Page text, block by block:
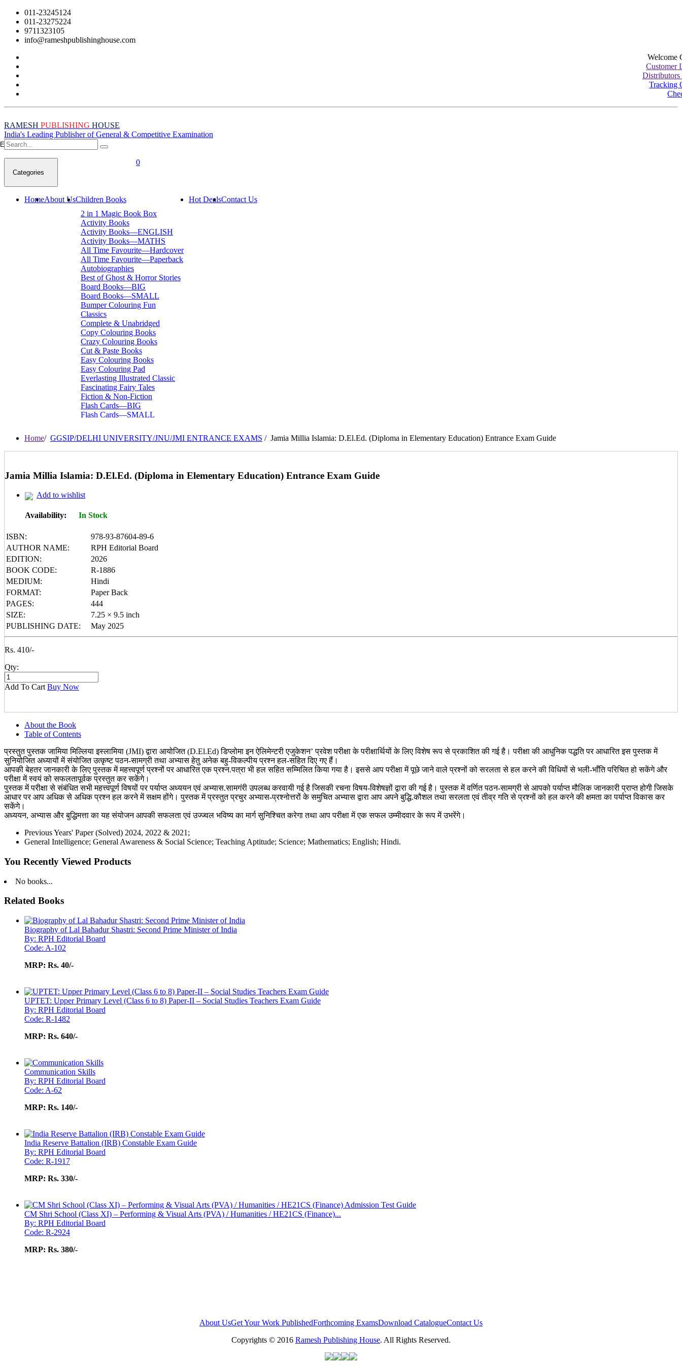
011-23245124
011-23275224
9711323105
info@rameshpublishinghouse.com
Welcome
Customer
Distributors
Tracking
RAMESH PUBLISHING HOUSE
India's Leading Publisher of General & Competitive Examination
Empty Cart
Categories
0
HomeAbout UsChildren Books
2 in 1 Magic Book Box
Activity Books
Activity Books—ENGLISH
Activity Books—MATHS
All Time Favourite—Hardcover
All Time Favourite—Paperback
Autobiographies
Best of Ghost & Horror Stories
Board Books—BIG
Board Books—SMALL
Bumper Colouring Fun
Classics
Complete & Unabridged
Copy Colouring Books
Crazy Colouring Books
Cut & Paste Books
Easy Colouring Books
Easy Colouring Pad
Everlasting Illustrated Classic
Fascinating Fairy Tales
Fiction & Non-Fiction
Flash Cards—BIG
Flash Cards—SMALL
International Bestsellers
Kitty Series
Nursery Books
Primary Books
Sherlock Holmes
Tales from GRAND PA/MA
World Famous Short Stories
Writing Books
Yipiii Crayon Colouring
Hot DealsContact Us
Home/ GGSIP/DELHI UNIVERSITY/JNU/JMI ENTRANCE EXAMS / Jamia Millia Islamia: D.El.Ed. (Diploma in Elementary Education) Entrance Exam Guide
Jamia Millia Islamia: D.El.Ed. (Diploma in Elementary Education) Entrance Exam Guide
Add to wishlist
Availability: In Stock
ISBN:
978-93-87604-89-6
AUTHOR NAME:
RPH Editorial Board
EDITION:
2026
BOOK CODE:
R-1886
MEDIUM:
Hindi
FORMAT:
Paper Back
PAGES:
444
SIZE:
7.25 × 9.5 inch
PUBLISHING DATE:
May 2025
Rs. 410/-
Qty:
Add To Cart Buy Now
About the Book
Table of Contents
प्रस्तुत पुस्तक जामिया मिल्लिया इस्लामिया (JMI) द्वारा आयोजित (D.El.Ed) डिप्लोमा इन ऐलिमेन्टरी एजुकेशन’ प्रवेश परीक्षा के परीक्षार्थियों के लिए विशेष रूप से प्रकाशित की गई है। परीक्षा की आधुनिक पद्धति पर आधारित इस पुस्तक में
सुनियोजित अध्यायों में संयोजित उत्कृष्ट पठन-सामग्री तथा अभ्यास हेतु अनेक बहु-विकल्पीय प्रश्न हल-सहित दिए गए हैं।
आपकी बेहतर जानकारी के लिए पुस्तक में महत्त्वपूर्ण प्रश्नों पर आधारित एक प्रश्न.पत्रा भी हल सहित सम्मिलित किया गया है। इससे आप परीक्षा में पूछे जाने वाले प्रश्नों को सरलता से हल करने की विधियों से भली-भाँति परिचित हो सकेंगे और
परीक्षा में स्वयं को सफलतापूर्वक प्रस्तुत कर सकेंगे।
पुस्तक में परीक्षा से संबंधित सभी महत्त्वपूर्ण विषयों पर पर्याप्त अध्ययन एवं अभ्यास.सामगंरी उपलब्ध करवायी गई है जिसकी रचना विषय-विशेषज्ञों द्वारा की गई है। पुस्तक में वर्णित पठन-सामग्री से आपको पर्याप्त मौलिक जानकारी प्राप्त होगी जिसके
आधार पर आप अधिक से अधिक प्रश्न हल करने में सक्षम होंगे। पुस्तक में प्रस्तुत प्रचुर अभ्यास-प्रश्नोत्तरों के समुचित अभ्यास द्वारा आप अपने बुद्धि.कौशल तथा सरलता एवं तीव्र गति से प्रश्नों को हल करने की क्षमता का पर्याप्त विकास कर
सकेंगे।
अध्ययन, अभ्यास और बुद्धिमत्ता का यह संयोजन आपकी सफलता एवं उज्ज्वल भविष्य का मार्ग सुनिश्चित करेगा तथा आप परीक्षा में एक सफल उम्मीदवार के रूप में उभरेंगे।
Previous Years' Paper (Solved) 2024, 2022 & 2021;
General Intelligence; General Awareness & Social Science; Teaching Aptitude; Science; Mathematics; English; Hindi.
You Recently Viewed Products
No books...
Related Books
Biography of Lal Bahadur Shastri: Second Prime Minister of India
By: RPH Editorial Board
Code: A-102
MRP: Rs. 40/-
UPTET: Upper Primary Level (Class 6 to 8) Paper-II – Social Studies Teachers Exam Guide
By: RPH Editorial Board
Code: R-1482
MRP: Rs. 640/-
Communication Skills
By: RPH Editorial Board
Code: A-62
MRP: Rs. 140/-
India Reserve Battalion (IRB) Constable Exam Guide
By: RPH Editorial Board
Code: R-1917
MRP: Rs. 330/-
CM Shri School (Class XI) – Performing & Visual Arts (PVA) / Humanities / HE21CS (Finance)...
By: RPH Editorial Board
Code: R-2924
MRP: Rs. 380/-
About UsGet Your Work PublishedForthcoming ExamsDownload CatalogueContact Us
Copyrights © 2016 Ramesh Publishing House. All Rights Reserved.